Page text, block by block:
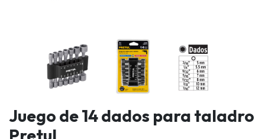
Juego de 14 dados para taladro